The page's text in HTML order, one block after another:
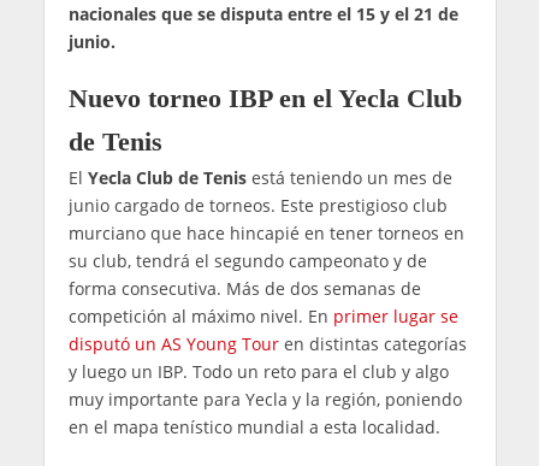
nacionales que se disputa entre el 15 y el 21 de
junio.
Nuevo torneo IBP en el Yecla Club
de Tenis
El Yecla Club de Tenisestá teniendo un mes de
junio cargado de torneos. Este prestigioso club
murciano que hace hincapié en tener torneos en
su club, tendrá el segundo campeonato y de
forma consecutiva. Más de dos semanas de
competición al máximo nivel. En primer lugar se
disputó un AS Young Touren distintas categorías
y luego un IBP. Todo un reto para el club y algo
muy importante para Yecla y la región, poniendo
en el mapa tenístico mundial a esta localidad.